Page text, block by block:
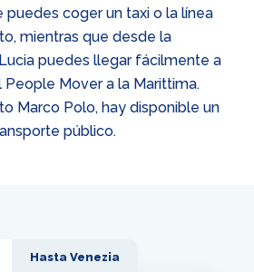
puedes coger un taxi o la línea
mientras que desde la
puedes llegar fácilmente a
People Mover a la Marittima.
Marco Polo, hay disponible un
público.
Hasta Venezia